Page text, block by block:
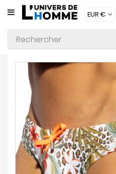
CATÉGORIE
Sous-
Vêtements
Vêtements
Maillots
Vêtements
D'intérieur
Accessoires